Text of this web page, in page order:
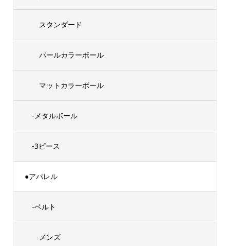
スタンダード
パールカラーボール
マットカラーボール
-メタルボール
-3ピース
●アパレル
-ベルト
メンズ